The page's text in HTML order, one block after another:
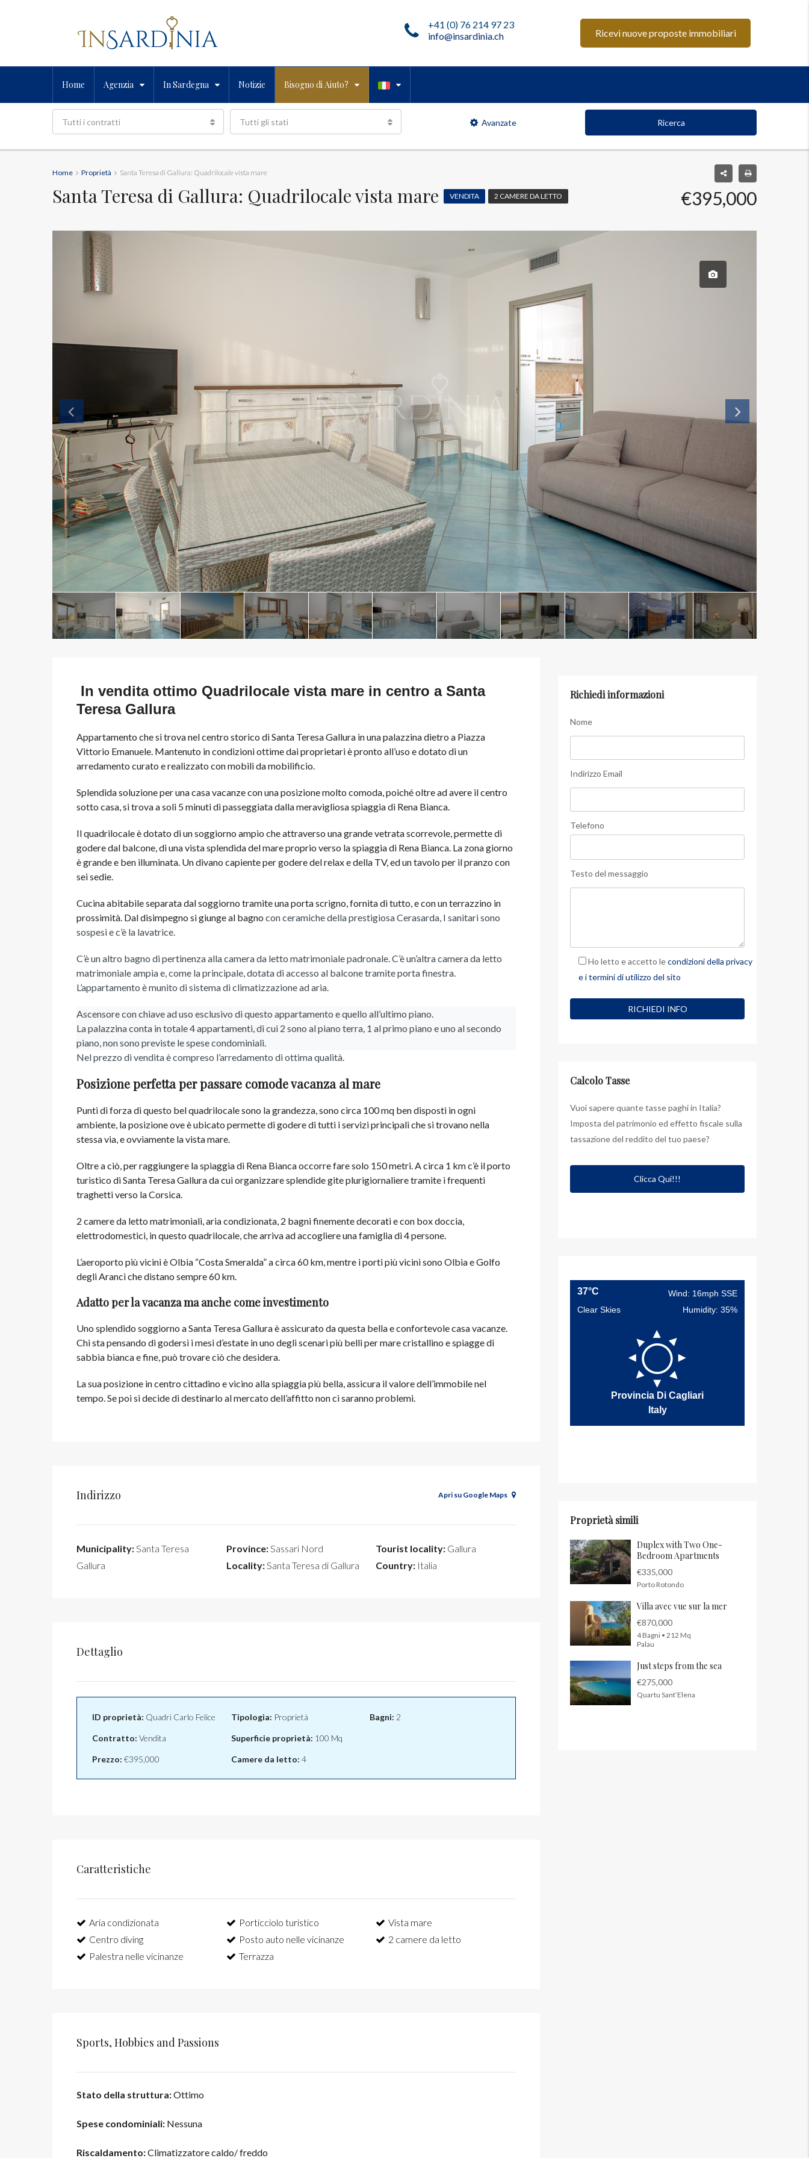
Ricevi nuove proposte immobiliari
+41 (0) 76 214 97 23
info@insardinia.ch
Home Agenzia In Sardegna Notizie Bisogno di Aiuto?
Tutti i contratti Tutti gli stati Avanzate Ricerca
Home Proprietà Santa Teresa di Gallura: Quadrilocale vista mare
Santa Teresa di Gallura: Quadrilocale vista mare VENDITA 2 CAMERE DA LETTO €395,000
In vendita ottimo Quadrilocale vista mare in centro a Santa
Teresa Gallura
Appartamento che si trova nel centro storico di Santa Teresa Gallura in una palazzina dietro a Piazza
Vittorio Emanuele. Mantenuto in condizioni ottime dai proprietari è pronto all’uso e dotato di un
arredamento curato e realizzato con mobili da mobilificio.
Splendida soluzione per una casa vacanze con una posizione molto comoda, poiché oltre ad avere il centro
sotto casa, si trova a soli 5 minuti di passeggiata dalla meravigliosa spiaggia di Rena Bianca.
Il quadrilocale è dotato di un soggiorno ampio che attraverso una grande vetrata scorrevole, permette di
godere dal balcone, di una vista splendida del mare proprio verso la spiaggia di Rena Bianca. La zona giorno
è grande e ben illuminata. Un divano capiente per godere del relax e della TV, ed un tavolo per il pranzo con
sei sedie.
Cucina abitabile separata dal soggiorno tramite una porta scrigno, fornita di tutto, e con un terrazzino in
prossimità. Dal disimpegno si giunge al bagno con ceramiche della prestigiosa Cerasarda, I sanitari sono
sospesi e c’è la lavatrice.
C’è un altro bagno di pertinenza alla camera da letto matrimoniale padronale. C’è un’altra camera da letto
matrimoniale ampia e, come la principale, dotata di accesso al balcone tramite porta finestra.
L’appartamento è munito di sistema di climatizzazione ad aria.
Ascensore con chiave ad uso esclusivo di questo appartamento e quello all’ultimo piano.
La palazzina conta in totale 4 appartamenti, di cui 2 sono al piano terra, 1 al primo piano e uno al secondo
piano, non sono previste le spese condominiali.
Nel prezzo di vendita è compreso l’arredamento di ottima qualità.
Posizione perfetta per passare comode vacanza al mare
Punti di forza di questo bel quadrilocale sono la grandezza, sono circa 100 mq ben disposti in ogni
ambiente, la posizione ove è ubicato permette di godere di tutti i servizi principali che si trovano nella
stessa via, e ovviamente la vista mare.
Oltre a ciò, per raggiungere la spiaggia di Rena Bianca occorre fare solo 150 metri. A circa 1 km c’è il porto
turistico di Santa Teresa Gallura da cui organizzare splendide gite plurigiornaliere tramite i frequenti
traghetti verso la Corsica.
2 camere da letto matrimoniali, aria condizionata, 2 bagni finemente decorati e con box doccia,
elettrodomestici, in questo quadrilocale, che arriva ad accogliere una famiglia di 4 persone.
L’aeroporto più vicini è Olbia “Costa Smeralda” a circa 60 km, mentre i porti più vicini sono Olbia e Golfo
degli Aranci che distano sempre 60 km.
Adatto per la vacanza ma anche come investimento
Uno splendido soggiorno a Santa Teresa Gallura è assicurato da questa bella e confortevole casa vacanze.
Chi sta pensando di godersi i mesi d’estate in uno degli scenari più belli per mare cristallino e spiagge di
sabbia bianca e fine, può trovare ciò che desidera.
La sua posizione in centro cittadino e vicino alla spiaggia più bella, assicura il valore dell’immobile nel
tempo. Se poi si decide di destinarlo al mercato dell’affitto non ci saranno problemi.
Indirizzo Apri su Google Maps
Municipality:Santa Teresa
Gallura
Province:Sassari Nord
Locality:Santa Teresa di Gallura
Tourist locality: Gallura
Country: Italia
Dettaglio
ID proprietà: Quadri Carlo Felice
Contratto: Vendita
Prezzo: €395,000
Tipologia: Proprietà
Superficie proprietà: 100 Mq
Camere da letto: 4
Bagni: 2
Caratteristiche
Aria condizionata
Centro diving
Palestra nelle vicinanze
Porticciolo turistico
Posto auto nelle vicinanze
Terrazza
Vista mare
2 camere da letto
Sports, Hobbies and Passions
Stato della struttura:Ottimo
Spese condominiali: Nessuna
Riscaldamento:Climatizzatore caldo/ freddo
Richiedi informazioni
Nome
Indirizzo Email
Telefono
Testo del messaggio
Ho letto e accetto lecondizioni della privacy
e i termini di utilizzo del sito
Calcolo Tasse
Vuoi sapere quante tasse paghi in Italia?
Imposta del patrimonio ed effetto fiscale sulla
tassazione del reddito del tuo paese?
Clicca Qui!!!
37°C
Wind: 16mph SSE
Clear Skies
Humidity: 35%
Provincia Di Cagliari
Italy
Proprietà simili
Duplex with Two One-
Bedroom Apartments
€335,000
Porto Rotondo
Villa avec vue sur la mer
€870,000
4 Bagni • 212 Mq
Palau
Just steps from the sea
€275,000
Quartu Sant’Elena